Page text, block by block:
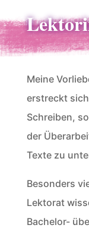
Meine
erstreckt
Schreiben,
der
Texte zu
Besonders
Lektorat
Bachelor-